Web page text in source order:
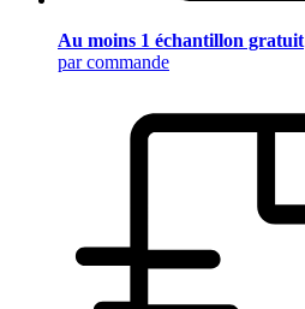
Au moins 1 échantillon gratuit
par commande